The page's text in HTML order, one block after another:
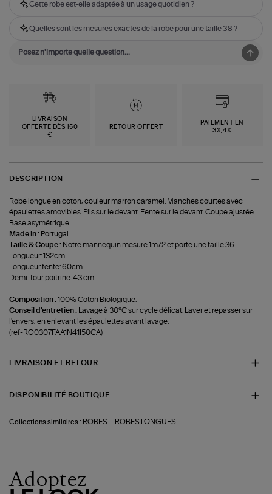
Cette robe est-elle adaptée à un usage quotidien ?
Quelles sont les mesures exactes de la robe pour une taille 38 ?
LIVRAISON
OFFERTE DÈS 150
€
RETOUR OFFERT
PAIEMENT EN
3X,4X
DESCRIPTION
Robe longue en coton, couleur marron caramel. Manches courtes avec
épaulettes amovibles. Plis sur le devant. Fente sur le devant. Coupe ajustée.
Base asymétrique.
Made in : Portugal.
Taille & Coupe : Notre mannequin mesure 1m72 et porte une taille 36.
Longueur: 132cm.
Longueur fente: 60cm.
Demi-tour poitrine: 43 cm.
Composition :100% Coton Biologique.
Conseil d'entretien :
Lavage à 30°C sur cycle délicat. Laver et repasser sur
l'envers, en enlevant les épaulettes avant lavage.
(ref-RO0307FAA1N41I50CA)
LIVRAISON ET RETOUR
DISPONIBILITÉ BOUTIQUE
Collections similaires : ROBES - ROBES LONGUES
Adoptez